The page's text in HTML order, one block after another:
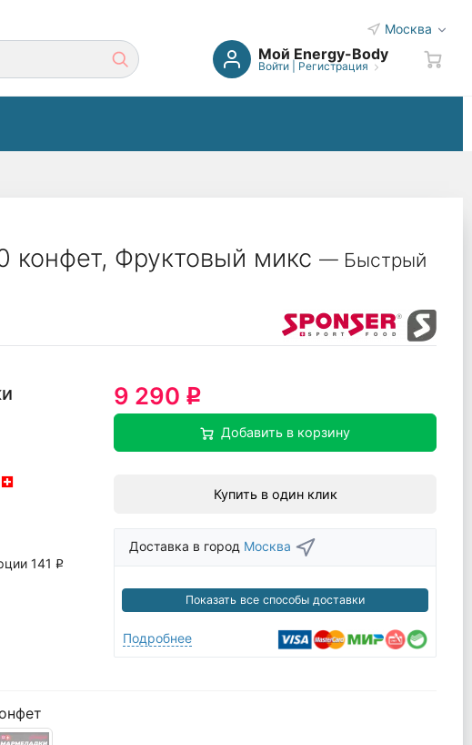
Москва
Мой Energy-Body
Войти| Регистрация
конфет, Фруктовый микс — Быстрый
141 q
9 290 q
Добавить в корзину
Купить в один клик
Доставка в город Москва
Показать все способы доставки
Подробнее